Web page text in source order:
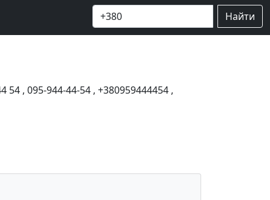
Найти
54 , 095-944-44-54 , +380959444454 ,